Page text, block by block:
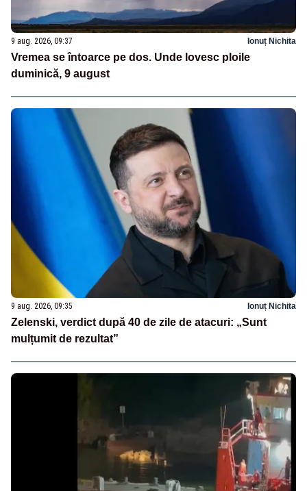
9 aug. 2026, 09:37 Ionuț Nichita
Vremea se întoarce pe dos. Unde lovesc ploile
duminică, 9 august
9 aug. 2026, 09:35 Ionuț Nichita
Zelenski, verdict după 40 de zile de atacuri: „Sunt
mulțumit de rezultat”